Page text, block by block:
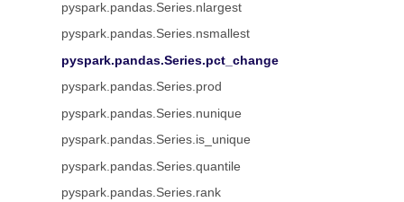
pyspark.pandas.Series.nlargest
pyspark.pandas.Series.nsmallest
pyspark.pandas.Series.pct_change
pyspark.pandas.Series.prod
pyspark.pandas.Series.nunique
pyspark.pandas.Series.is_unique
pyspark.pandas.Series.quantile
pyspark.pandas.Series.rank